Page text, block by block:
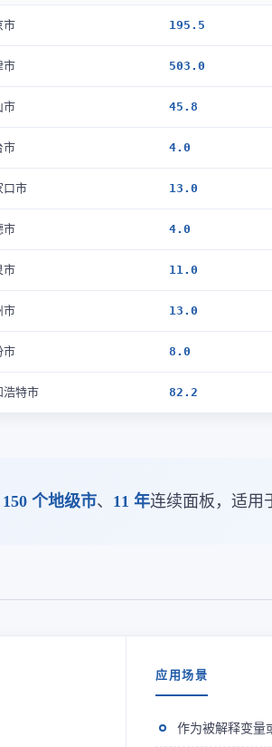
市 195.5
市 503.0
市 45.8
市 4.0
口市 13.0
市 4.0
市 11.0
市 13.0
市 8.0
浩特市 82.2
150 个地级市、 11 年连续面板，适用
应用场景
作为被解释变量